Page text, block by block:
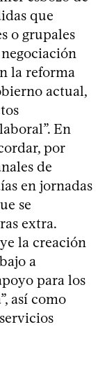
que
o grupales
la reforma
actual,
En
por
de
en jornadas
se
extra.
la creación
a
para los
así como